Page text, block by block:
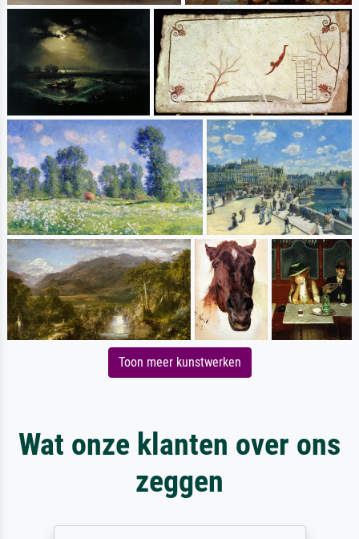
Toon meer kunstwerken
Wat onze klanten over ons
zeggen